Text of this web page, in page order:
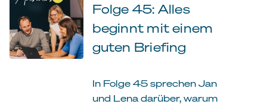
Folge 45: Alles
beginnt mit einem
guten Briefing
In Folge 45 sprechen Jan
und Lena darüber, warum